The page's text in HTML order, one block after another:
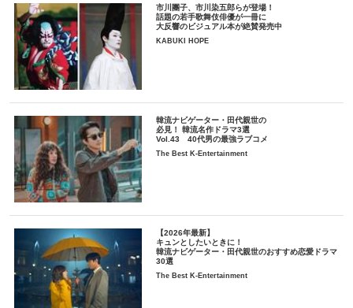
市川團子、市川染五郎らが登場！
話題の若手歌舞伎俳優が一冊に
大反響のビジュアル本が絶賛発売中
KABUKI HOPE
韓流ナビゲーター・田代親世の
必見！ 韓流名作ドラマ3選
Vol.43 40代男の最強ラブコメ
The Best K-Entertainment
【2026年最新】
キュンとしたいときに！
韓流ナビゲーター・田代親世のおすすめ恋愛ドラマ
30選
The Best K-Entertainment